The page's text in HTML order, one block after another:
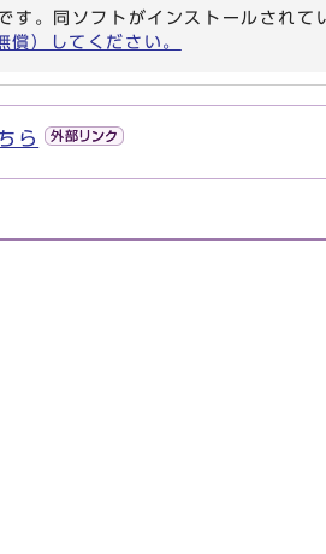
。同ソフトがインストールされて
）してください。
ら